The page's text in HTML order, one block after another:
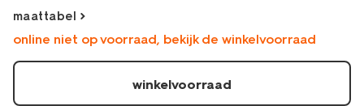
strepen-
33420820PURPLE.html
maattabel
online niet op voorraad, bekijk de winkelvoorraad
winkelvoorraad